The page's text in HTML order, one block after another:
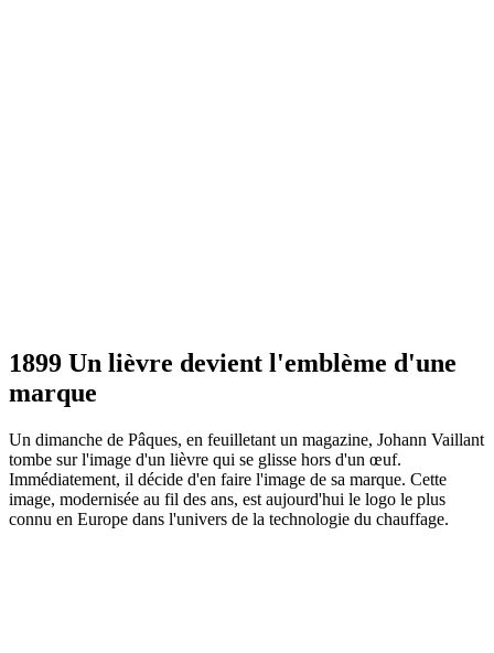
1899 Un lièvre devient l'emblème d'une
marque
Un dimanche de Pâques, en feuilletant un magazine, Johann Vaillant
tombe sur l'image d'un lièvre qui se glisse hors d'un œuf.
Immédiatement, il décide d'en faire l'image de sa marque. Cette
image, modernisée au fil des ans, est aujourd'hui le logo le plus
connu en Europe dans l'univers de la technologie du chauffage.